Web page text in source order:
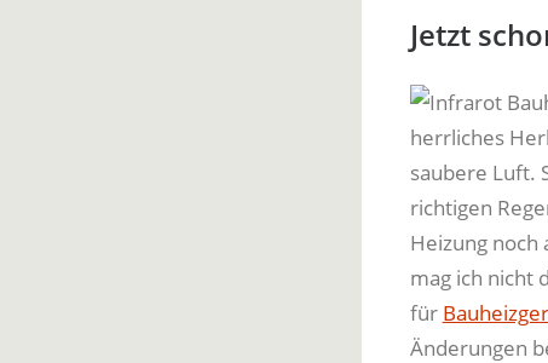
Jetzt
herrliches
saubere Luft.
richtigen
Heizung noch
mag ich nicht
für
Änderungen